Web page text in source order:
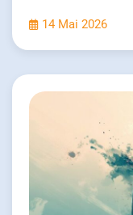
14 Mai 2026